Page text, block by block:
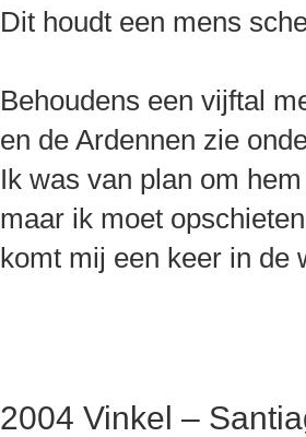
Dit houdt een mens
Behoudens een vijftal
en de Ardennen zie
Ik was van plan om
maar ik moet
komt mij een keer in de
2004 Vinkel –